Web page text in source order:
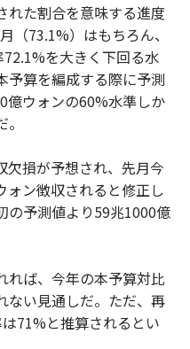
れた割合を意味する進度
（73.1%）はもちろん、
を大きく下回る水
予算を編成する際に予測
億ウォンの60%水準しか
欠損が予想され、先月今
ン徴収されると修正し
の予測値より59兆1000億
れば、今年の本予算対比
ない見通しだ。ただ、再
71%と推算されるとい